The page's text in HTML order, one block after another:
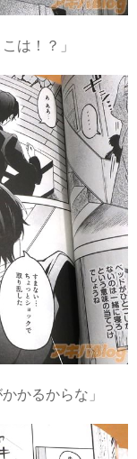
は！？」
かるからな」